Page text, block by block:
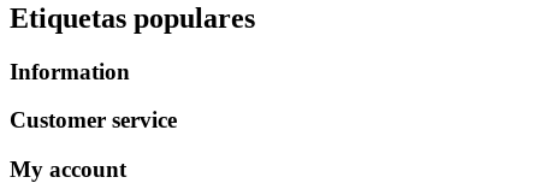
Etiquetas populares
Information
Customer service
My account